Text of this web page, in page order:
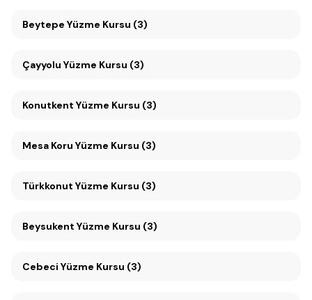
Beytepe Yüzme Kursu (3)
Çayyolu Yüzme Kursu (3)
Konutkent Yüzme Kursu (3)
Mesa Koru Yüzme Kursu (3)
Türkkonut Yüzme Kursu (3)
Beysukent Yüzme Kursu (3)
Cebeci Yüzme Kursu (3)